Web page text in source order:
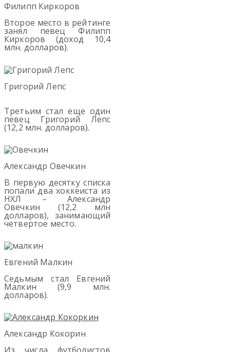
Филипп Киркоров
Второе место в рейтинге
занял певец Филипп
Киркоров (доход 10,4
млн. долларов).
Григорий Лепс
Третьим стал еще один
певец Григорий Лепс
(12,2 млн. долларов).
Александр Овечкин
В первую десятку списка
попали два хоккеиста из
НХЛ – Александр
Овечкин (12,2 млн
долларов), занимающий
четвертое место.
Евгений Малкин
Седьмым стал Евгений
Малкин (9,9 млн.
долларов).
Александр Кокорин